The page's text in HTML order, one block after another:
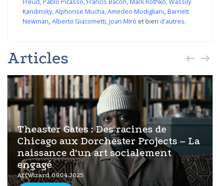
Kandinsky,Alphonse Mucha,Amedeo Modigliani, Barnett
Newman, Alberto Giacometti,Joan Miró et bien d'autres.
Articles
Theaster Gates : Des racines de
Chicago aux Dorchester Projects – La
naissance d'un art socialement
engagé
ArtWizard 09.04.2025